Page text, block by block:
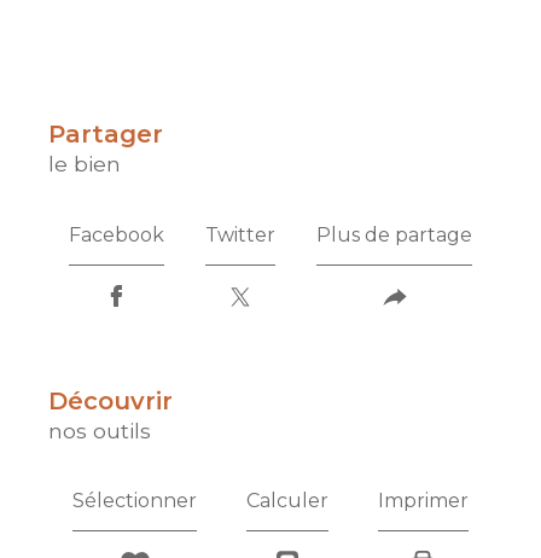
partager
le bien
Facebook Twitter Plus de partage
découvrir
nos outils
Sélectionner Calculer Imprimer